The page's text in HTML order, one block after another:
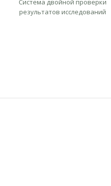
Система двойной проверки
результатов исследований